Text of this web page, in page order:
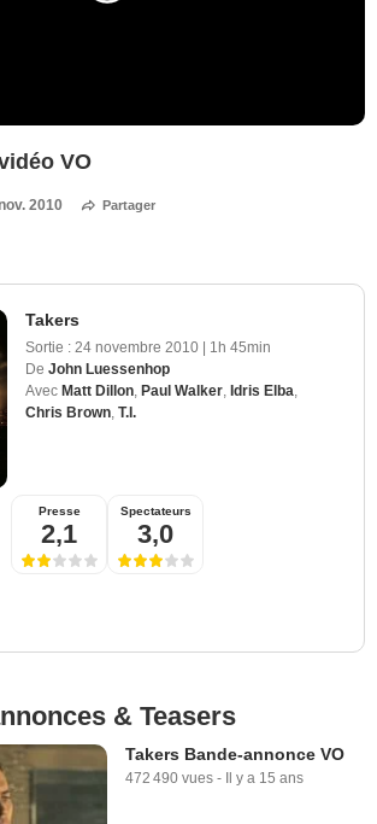
VO
2010 Partager
Takers
Sortie : 24 novembre 2010 | 1h 45min
De John Luessenhop
Avec Matt Dillon Paul Walker Idris Elba
Chris Brown T.I.
Presse
2,1
Spectateurs
3,0
& Teasers
Takers Bande-annonce VO
472 490 vues - Il y a 15 ans